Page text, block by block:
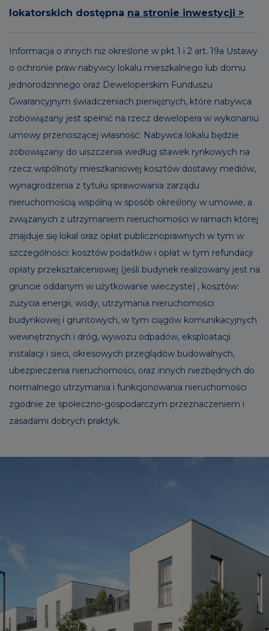
lokatorskich dostępna na stronie inwestycji >
Informacja o innych niż określone w pkt 1 i 2 art. 19a Ustawy
o ochronie praw nabywcy lokalu mieszkalnego lub domu
jednorodzinnego oraz Deweloperskim Funduszu
Gwarancyjnym świadczeniach pieniężnych, które nabywca
zobowiązany jest spełnić na rzecz dewelopera w wykonaniu
umowy przenoszącej własność: Nabywca lokalu będzie
zobowiązany do uiszczenia według stawek rynkowych na
rzecz wspólnoty mieszkaniowej kosztów dostawy mediów,
wynagrodzenia z tytułu sprawowania zarządu
nieruchomością wspólną w sposób określony w umowie, a
związanych z utrzymaniem nieruchomości w ramach której
znajduje się lokal oraz opłat publicznoprawnych w tym w
szczególności: kosztów podatków i opłat w tym refundacji
opłaty przekształceniowej (jeśli budynek realizowany jest na
gruncie oddanym w użytkowanie wieczyste) , kosztów:
zużycia energii, wody, utrzymania nieruchomości
budynkowej i gruntowych, w tym ciągów komunikacyjnych
wewnętrznych i dróg, wywozu odpadów, eksploatacji
instalacji i sieci, okresowych przeglądów budowalnych,
ubezpieczenia nieruchomości, oraz innych niezbędnych do
normalnego utrzymania i funkcjonowania nieruchomości
zgodnie ze społeczno-gospodarczym przeznaczeniem i
zasadami dobrych praktyk.